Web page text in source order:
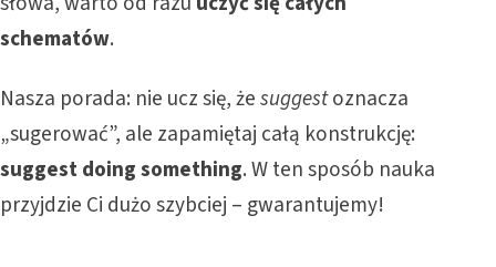
schematów.
Nasza porada: nie ucz się, żesuggestoznacza
„sugerować”, ale zapamiętaj całą konstrukcję:
suggest doing something. W ten sposób nauka
przyjdzie Ci dużo szybciej – gwarantujemy!